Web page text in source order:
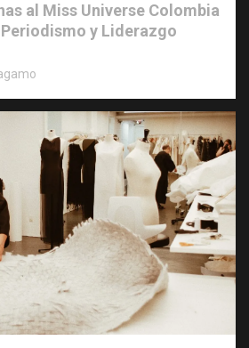
al Miss Universe Colombia
y Liderazgo